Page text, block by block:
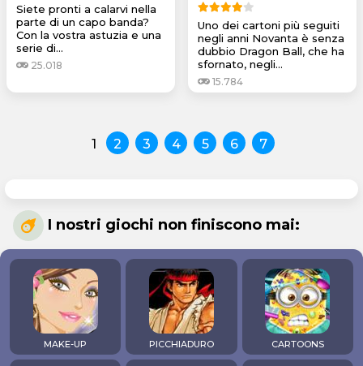
Siete pronti a calarvi nella
parte di un capo banda?
Con la vostra astuzia e una
serie di...
25.018
Uno dei cartoni più seguiti
negli anni Novanta è senza
dubbio Dragon Ball, che ha
sfornato, negli...
15.784
1 2 3 4 5 6 7
I nostri giochi non finiscono mai:
MAKE-UP PICCHIADURO CARTOONS